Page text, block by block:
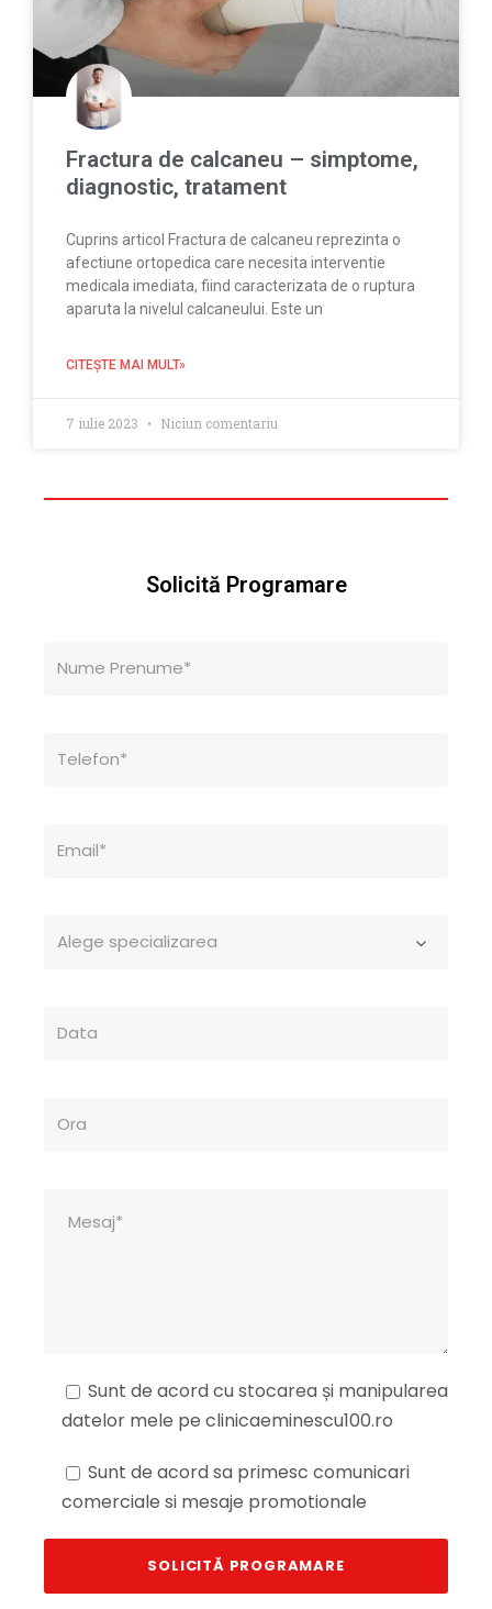
Fractura de calcaneu – simptome,
diagnostic, tratament
Cuprins articol Fractura de calcaneu reprezinta o
afectiune ortopedica care necesita interventie
medicala imediata, fiind caracterizata de o ruptura
aparuta la nivelul calcaneului. Este un
CITEŞTE MAI MULT»
7 iulie 2023 Niciun comentariu
Solicită Programare
Sunt de acord cu stocarea și manipularea
datelor mele pe clinicaeminescu100.ro
Sunt de acord sa primesc comunicari
comerciale si mesaje promotionale